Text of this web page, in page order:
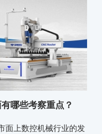
哪些考察重点？
面上数控机械行业的发